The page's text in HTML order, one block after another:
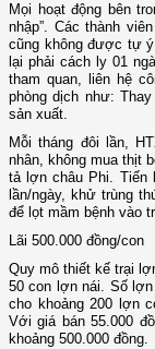
Mọi hoạt động bên
nhập”. Các thành
cũng không được tự
lại phải cách ly 01
tham quan, liên hệ
phòng dịch như:
sản xuất.
Mỗi tháng đôi lần,
nhân, không mua thịt
tả lợn châu Phi. Tiến
lần/ngày, khử trùng
để lọt mầm bệnh vào
Lãi 500.000 đồng/con
Quy mô thiết kế trại
50 con lợn nái. Số
cho khoảng 200 lợn
Với giá bán 55.000
khoảng 500.000 đồng.